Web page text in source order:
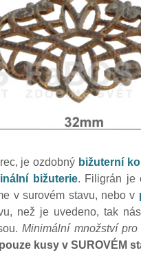
je ozdobný bižuterní
bižuterie. Filigrán je
v surovém stavu, nebo v
než je uvedeno, tak
Minimální množství
kusy v SUROVÉM